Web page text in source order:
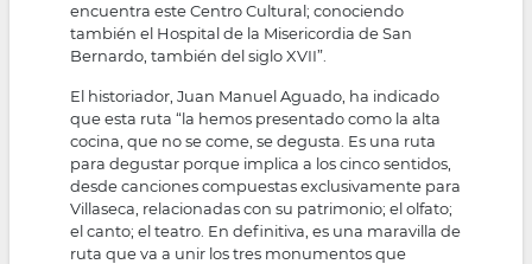
encuentra este Centro Cultural; conociendo
también el Hospital de la Misericordia de San
Bernardo, también del siglo XVII”.
El historiador, Juan Manuel Aguado, ha indicado
que esta ruta “la hemos presentado como la alta
cocina, que no se come, se degusta. Es una ruta
para degustar porque implica a los cinco sentidos,
desde canciones compuestas exclusivamente para
Villaseca, relacionadas con su patrimonio; el olfato;
el canto; el teatro. En definitiva, es una maravilla de
ruta que va a unir los tres monumentos que